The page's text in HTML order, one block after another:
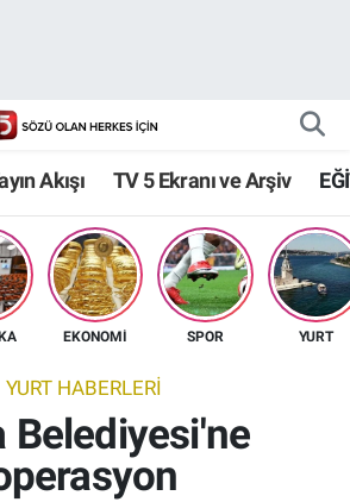
Akışı TV 5 Ekranı ve Arşiv
EKONOMİ SPOR YURT
YURT HABERLERİ
Belediyesi'ne
Arşiv